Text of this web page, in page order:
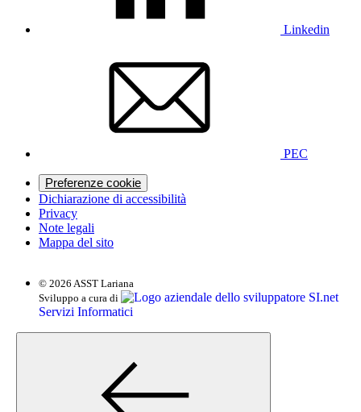
Linkedin
PEC
Preferenze cookie
Dichiarazione di accessibilità
Privacy
Note legali
Mappa del sito
© 2026 ASST Lariana
Sviluppo a cura di
SI.net
Servizi Informatici